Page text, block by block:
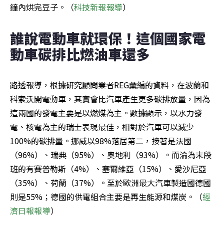
鐘內烘完豆子。（科技新報報導）
誰說電動車就環保！這個國家電
動車碳排比燃油車還多
路透報導，根據研究顧問業者REG彙編的資料，在波蘭和
科索沃開電動車，其實會比汽車產生更多碳排放量，因為
這兩國的發電主要是以燃煤為主。數據顯示，以水力發
電、核電為主的瑞士表現最佳，相對於汽車可以減少
100%的碳排量。挪威以98%落居第二，接著是法國
（96%）、瑞典（95%）、奧地利（93%）。而淪為末段
班的有賽普勒斯（4%）、塞爾維亞（15%）、愛沙尼亞
（35%）、荷蘭（37%）。至於歐洲最大汽車製造國德國
則是55%；德國的供電組合主要是再生能源和煤炭。（經
濟日報報導）